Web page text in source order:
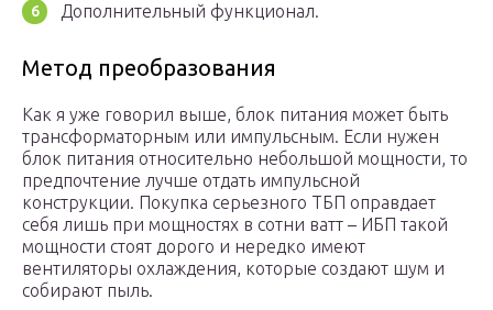
Дополнительный функционал.
Метод преобразования
Как я уже говорил выше, блок питания может быть
трансформаторным или импульсным. Если нужен
блок питания относительно небольшой мощности, то
предпочтение лучше отдать импульсной
конструкции. Покупка серьезного ТБП оправдает
себя лишь при мощностях в сотни ватт – ИБП такой
мощности стоят дорого и нередко имеют
вентиляторы охлаждения, которые создают шум и
собирают пыль.